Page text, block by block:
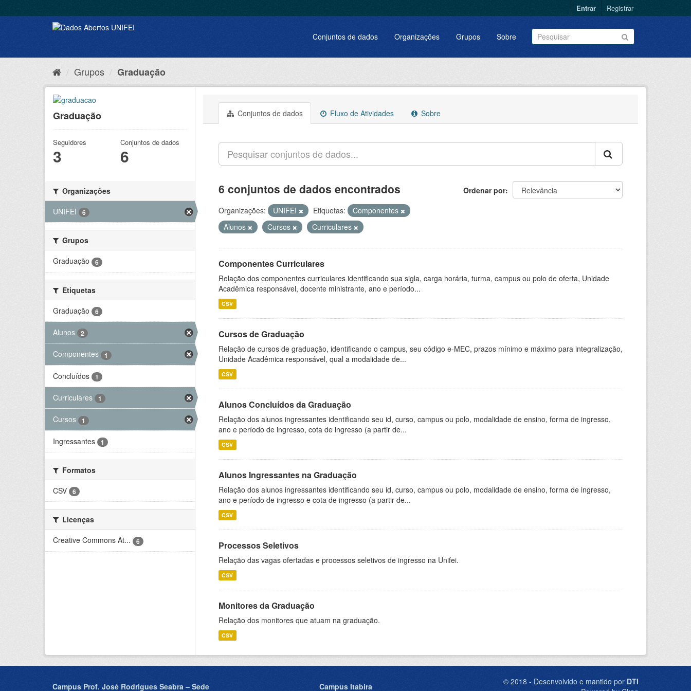
Entrar Registrar
Conjuntos de dados Organizações Grupos Sobre
Grupos Graduação
Graduação
Seguidores
3
Conjuntos de dados
6
Organizações
UNIFEI
6
Grupos
Graduação
6
Etiquetas
Graduação
6
Alunos 2
Componentes 1
Concluídos 1
Curriculares 1
Cursos 1
Ingressantes 1
Formatos
CSV
6
Licenças
Creative Commons At...
6
Conjuntos de dados Fluxo de Atividades Sobre
Ordenar por
6 conjuntos de dados encontrados
Organizações: UNIFEI Etiquetas:
Componentes
Alunos
Cursos Curriculares
Componentes Curriculares
Relação dos componentes curriculares identificando sua sigla, carga horária, turma, campus ou polo de oferta, Unidade
Acadêmica responsável, docente ministrante, ano e período...
CSV
Cursos de Graduação
Relação de cursos de graduação, identificando o campus, seu código e-MEC, prazos mínimo e máximo para integralização,
Unidade Acadêmica responsável, qual a modalidade de...
CSV
Alunos Concluídos da Graduação
Relação dos alunos ingressantes identificando seu id, curso, campus ou polo, modalidade de ensino, forma de ingresso,
ano e período de ingresso, cota de ingresso (a partir de...
CSV
Alunos Ingressantes na Graduação
Relação dos alunos ingressantes identificando seu id, curso, campus ou polo, modalidade de ensino, forma de ingresso,
ano e período de ingresso e cota de ingresso (a partir de...
CSV
Processos Seletivos
Relação das vagas ofertadas e processos seletivos de ingresso na Unifei.
CSV
Monitores da Graduação
Relação dos monitores que atuam na graduação.
CSV
Campus Prof. José Rodrigues Seabra – Sede Campus Itabira © 2018 - Desenvolvido e mantido por DTI